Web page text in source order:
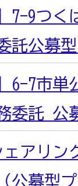
7-9つ
託公募
6-7市
委託 公
アリン
公募型